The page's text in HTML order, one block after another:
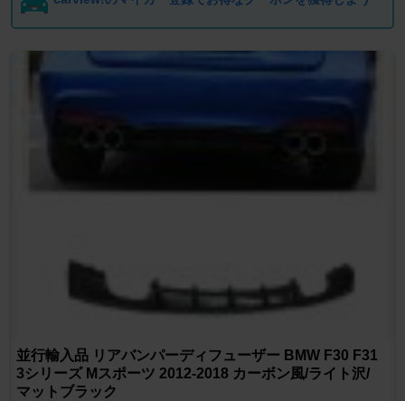
並行輸入品 リアバンパーディフューザー BMW F30 F31
3シリーズ Mスポーツ 2012-2018 カーボン風/ライト沢/
マットブラック